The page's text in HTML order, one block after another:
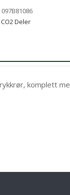
097B81086
Deler
komplett